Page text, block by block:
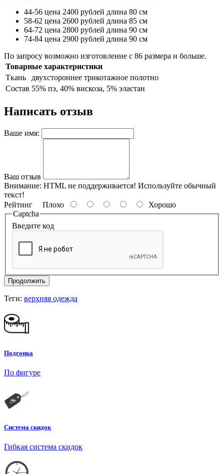
44-56 цена 2400 рублей длина 80 см
58-62 цена 2600 рублей длина 85 см
64-72 цена 2800 рублей длина 90 см
74-84 цена 2900 рублей длина 90 см
По запросу возможно изготовление с 86 размера и больше.
Товарные характеристики
Ткань
двухстороннее трикотажное полотно
Состав 55% пэ, 40% вискоза, 5% эластан
Написать отзыв
Ваше имя:
Ваш отзыв
Внимание: HTML не поддерживается! Используйте обычный
текст!
Рейтинг Плохо
Хорошо
Captcha
Введите код
Продолжить
Теги: верхняя одежда
Подгонка
По фигуре
Система скидок
Гибкая система скидок